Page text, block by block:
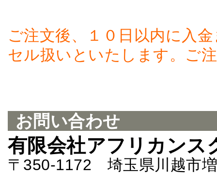
ご注文後、１０日以内に入
セル扱いといたします。ご
お問い合わせ
有限会社アフリカンス
〒350-1172 埼玉県川越市